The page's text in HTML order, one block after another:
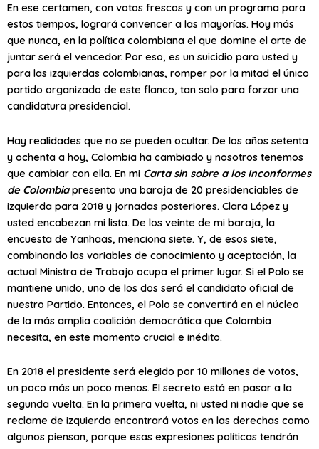
En ese certamen, con votos frescos y con un programa para
estos tiempos, logrará convencer a las mayorías. Hoy más
que nunca, en la política colombiana el que domine el arte de
juntar será el vencedor. Por eso, es un suicidio para usted y
para las izquierdas colombianas, romper por la mitad el único
partido organizado de este flanco, tan solo para forzar una
candidatura presidencial.
Hay realidades que no se pueden ocultar. De los años setenta
y ochenta a hoy, Colombia ha cambiado y nosotros tenemos
que cambiar con ella. En mi Carta sin sobre a los Inconformes
de Colombiapresento una baraja de 20 presidenciables de
izquierda para 2018 y jornadas posteriores. Clara López y
usted encabezan mi lista. De los veinte de mi baraja, la
encuesta de Yanhaas, menciona siete. Y, de esos siete,
combinando las variables de conocimiento y aceptación, la
actual Ministra de Trabajo ocupa el primer lugar. Si el Polo se
mantiene unido, uno de los dos será el candidato oficial de
nuestro Partido. Entonces, el Polo se convertirá en el núcleo
de la más amplia coalición democrática que Colombia
necesita, en este momento crucial e inédito.
En 2018 el presidente será elegido por 10 millones de votos,
un poco más un poco menos. El secreto está en pasar a la
segunda vuelta. En la primera vuelta, ni usted ni nadie que se
reclame de izquierda encontrará votos en las derechas como
algunos piensan, porque esas expresiones políticas tendrán